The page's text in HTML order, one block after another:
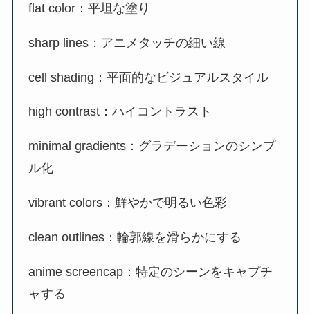
flat color：平坦な塗り
sharp lines：アニメタッチの細い線
cell shading：平面的なビジュアルスタイル
high contrast：ハイコントラスト
minimal gradients：グラデーションのシンプ
ル化
vibrant colors：鮮やかで明るい色彩
clean outlines：輪郭線を滑らかにする
anime screencap：特定のシーンをキャプチ
ャする